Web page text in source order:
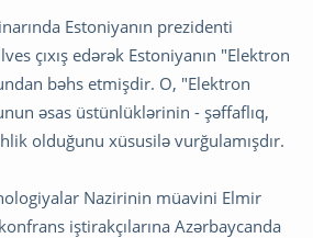
Estoniyanın prezidenti
çıxış edərək Estoniyanın "Elektron
bəhs etmişdir. O, "Elektron
əsas üstünlüklərinin - şəffaflıq,
olduğunu xüsusilə vurğulamışdır.
Nazirinin müavini Elmir
iştirakçılarına Azərbaycanda